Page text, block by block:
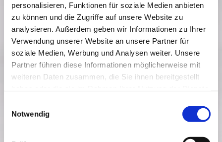
personalisieren, Funktionen für soziale Medien anbieten
zu können und die Zugriffe auf unsere Website zu
analysieren. Außerdem geben wir Informationen zu Ihrer
Verwendung unserer Website an unsere Partner für
soziale Medien, Werbung und Analysen weiter. Unsere
Partner führen diese Informationen möglicherweise mit
weiteren Daten zusammen, die Sie ihnen bereitgestellt
Notwendig